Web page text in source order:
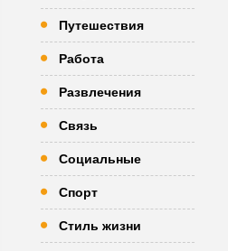
Путешествия
Работа
Развлечения
Связь
Социальные
Спорт
Стиль жизни